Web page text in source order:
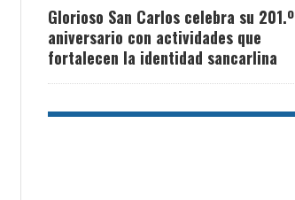
Glorioso San Carlos celebra su 201.º
aniversario con actividades que
fortalecen la identidad sancarlina